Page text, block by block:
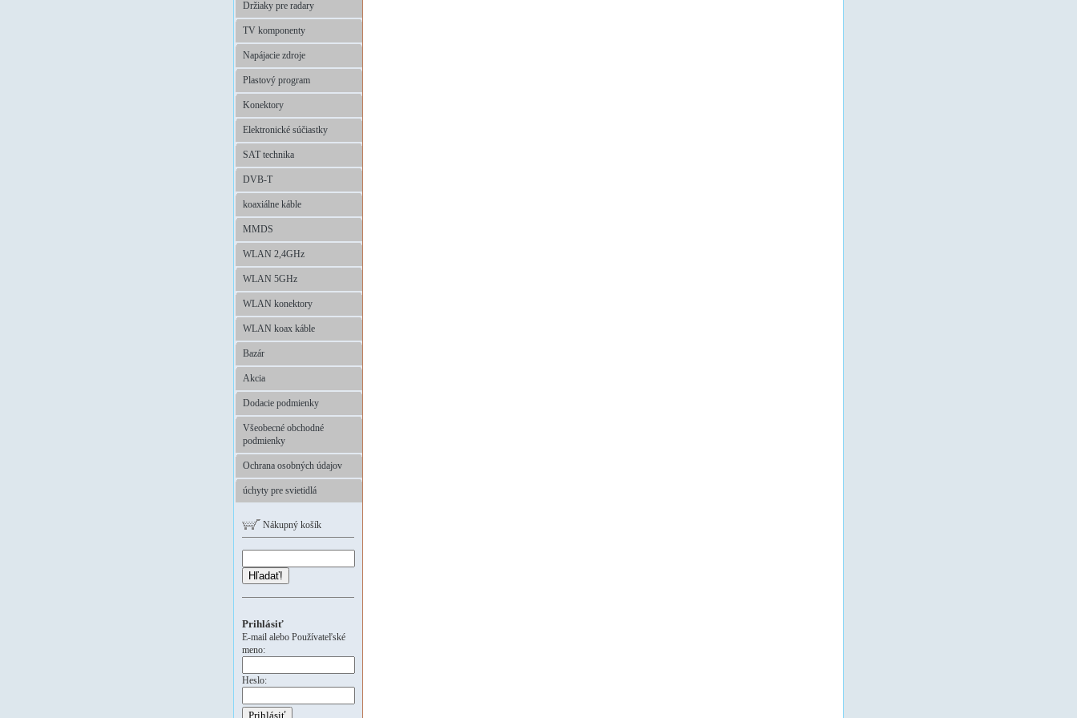
Držiaky pre radary
TV komponenty
Napájacie zdroje
Plastový program
Konektory
Elektronické súčiastky
SAT technika
DVB-T
koaxiálne káble
MMDS
WLAN 2,4GHz
WLAN 5GHz
WLAN konektory
WLAN koax káble
Bazár
Akcia
Dodacie podmienky
Všeobecné obchodné
podmienky
Ochrana osobných údajov
úchyty pre svietidlá
Nákupný košík
Hľadať!
Prihlásiť
E-mail alebo Používateľské
meno:
Heslo: